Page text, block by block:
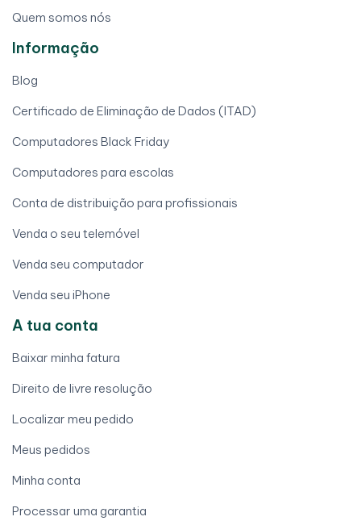
Quem somos nós
Informação
Blog
Certificado de Eliminação de Dados (ITAD)
Computadores Black Friday
Computadores para escolas
Conta de distribuição para profissionais
Venda o seu telemóvel
Venda seu computador
Venda seu iPhone
A tua conta
Baixar minha fatura
Direito de livre resolução
Localizar meu pedido
Meus pedidos
Minha conta
Processar uma garantia